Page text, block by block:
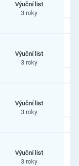
Výuční list
3 roky
Výuční list
3 roky
Výuční list
3 roky
Výuční list
3 roky